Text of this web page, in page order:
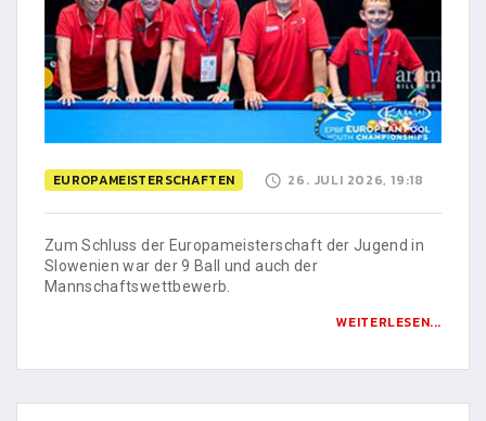
EUROPAMEISTERSCHAFTEN 26. JULI 2026, 19:18
Zum Schluss der Europameisterschaft der Jugend in
Slowenien war der 9 Ball und auch der
Mannschaftswettbewerb.
WEITERLESEN...